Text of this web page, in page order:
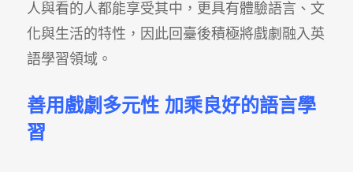
人與看的人都能享受其中，更具有體驗語言、文
化與生活的特性，因此回臺後積極將戲劇融入英
語學習領域。
善用戲劇多元性 加乘良好的語言學
習